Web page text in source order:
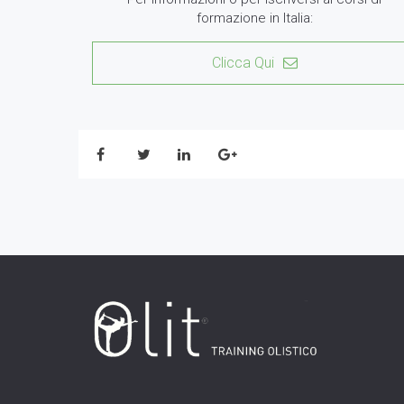
formazione in Italia:
Clicca Qui